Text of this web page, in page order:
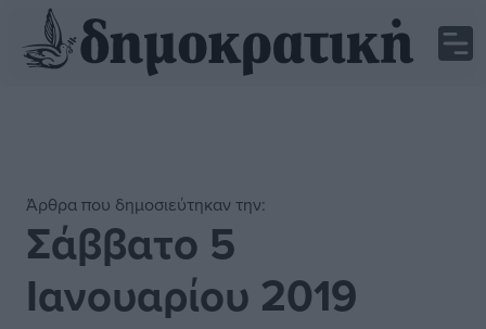
Άρθρα που δημοσιεύτηκαν την:
Σάββατο 5
Ιανουαρίου 2019